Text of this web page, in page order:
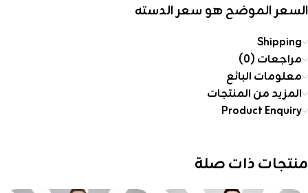
السعر الموضح هو سعر الدسته
Shipping
مراجعات (0)
معلومات البائع
المزيد من المنتجات
Product Enquiry
منتجات ذات صلة